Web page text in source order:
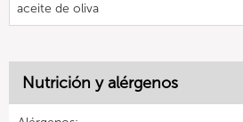
aceite de oliva
Nutrición y alérgenos